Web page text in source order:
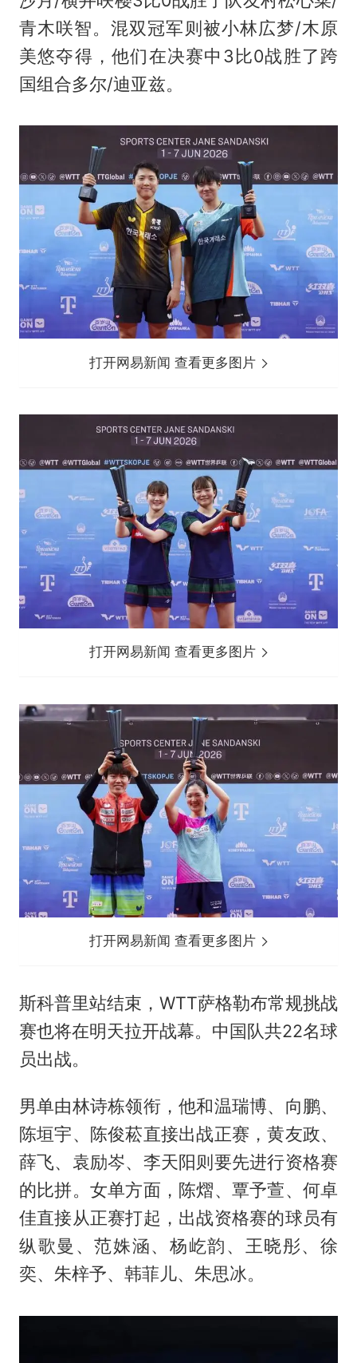
青木咲智。混双冠军则被小林広梦/木原
美悠夺得，他们在决赛中3比0战胜了跨
国组合多尔/迪亚兹。
打开网易新闻 查看更多图片
打开网易新闻 查看更多图片
打开网易新闻 查看更多图片
斯科普里站结束，WTT萨格勒布常规挑战
赛也将在明天拉开战幕。中国队共22名球
员出战。
男单由林诗栋领衔，他和温瑞博、向鹏、
陈垣宇、陈俊菘直接出战正赛，黄友政、
薛飞、袁励岑、李天阳则要先进行资格赛
的比拼。女单方面，陈熠、覃予萱、何卓
佳直接从正赛打起，出战资格赛的球员有
纵歌曼、范姝涵、杨屹韵、王晓彤、徐
奕、朱梓予、韩菲儿、朱思冰。